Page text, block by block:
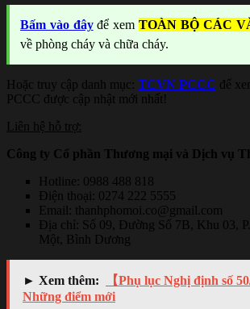
Bấm vào đâyđể xemTOÀN BỘ CÁC
về phòng cháy và chữa cháy.
Hoặc truy cập danh mục: TCVN PCCC để
PCCC được cập nhật mới nhất!
Liên hệ hỗ trợ:
Công ty Cổ phần Thương mại và Dịch vụ
Hotline: 0988 488 818
Điện thoại: 0274 222 5555
Email: thanhphomoi.co@gmail.com
Địa chỉ: Số 09, Đường Số 7B, Khu 03,
Một, Bình Dương
► Xem thêm:
【Phụ lục Nghị định số
Những điểm mới